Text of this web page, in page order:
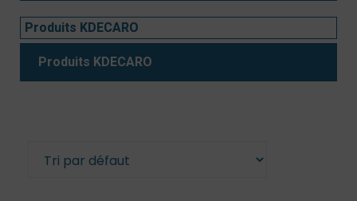
Produits KDECARO
Produits KDECARO